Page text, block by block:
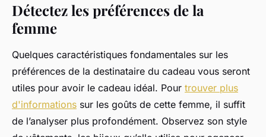
Détectez les préférences de la
femme
Quelques caractéristiques fondamentales sur les
préférences de la destinataire du cadeau vous seront
utiles pour avoir le cadeau idéal. Pour trouver plus
d'informations sur les goûts de cette femme, il suffit
de l’analyser plus profondément. Observez son style